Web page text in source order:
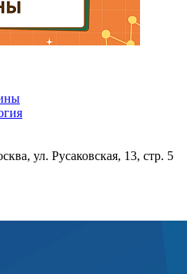
ул. Русаковская, 13, стр. 5